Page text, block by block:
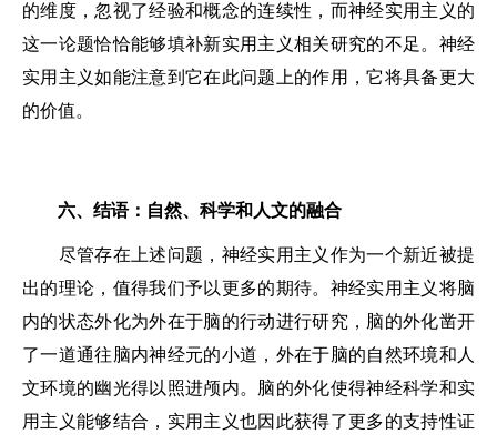
的维度，忽视了经验和概念的连续性，而神经实用主义的
这一论题恰恰能够填补新实用主义相关研究的不足。神经
实用主义如能注意到它在此问题上的作用，它将具备更大
的价值。
六、结语：自然、科学和人文的融合
尽管存在上述问题，神经实用主义作为一个新近被提
出的理论，值得我们予以更多的期待。神经实用主义将脑
内的状态外化为外在于脑的行动进行研究，脑的外化凿开
了一道通往脑内神经元的小道，外在于脑的自然环境和人
文环境的幽光得以照进颅内。脑的外化使得神经科学和实
用主义能够结合，实用主义也因此获得了更多的支持性证